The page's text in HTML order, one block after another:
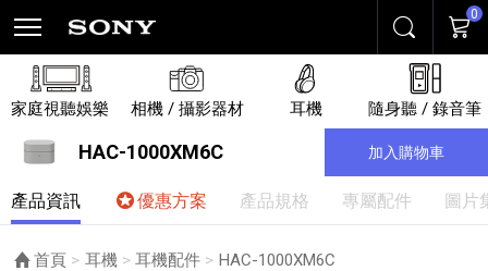
搜尋 購物
0
家庭視聽娛樂 相機 / 攝影器材 耳機 隨身聽 / 錄音筆
HAC-1000XM6C 加入購物車
產品資訊 優惠方案 產品規格 專屬配件 圖片
首頁 耳機 耳機配件 目前頁面：
HAC-1000XM6C